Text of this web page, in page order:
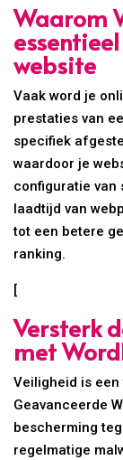
Waarom
website
Vaak word je
prestaties van
specifiek
waardoor je
configuratie van
laadtijd van
tot een betere
ranking.
[
Versterk
met
Veiligheid is
Geavanceerde
bescherming
regelmatige